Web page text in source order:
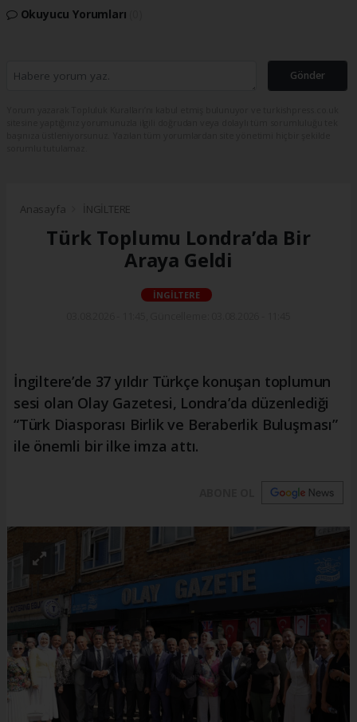
Okuyucu Yorumları
Gönder
Anasayfa İNGİLTERE
Türk Toplumu Londra’da Bir
Araya Geldi
İNGİLTERE
İngiltere’de 37 yıldır Türkçe konuşan toplumun
sesi olan Olay Gazetesi, Londra’da düzenlediği
“Türk Diasporası Birlik ve Beraberlik Buluşması”
ile önemli bir ilke imza attı.